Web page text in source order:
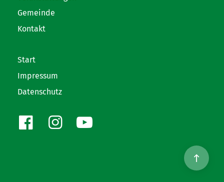
Gemeinde
Kontakt
Start
Impressum
Datenschutz
FacebookInstagram